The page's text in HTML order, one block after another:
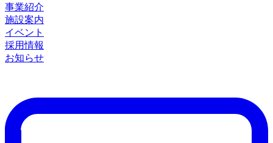
事業紹介
施設案内
イベント
採用情報
お知らせ